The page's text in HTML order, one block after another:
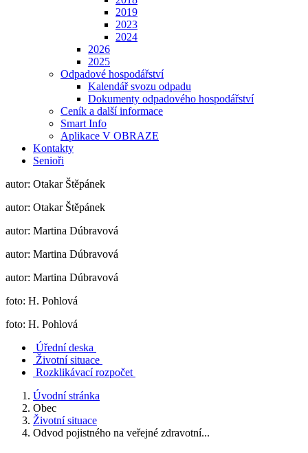
2019
2023
2024
2026
2025
Odpadové hospodářství
Kalendář svozu odpadu
Dokumenty odpadového hospodářství
Ceník a další informace
Smart Info
Aplikace V OBRAZE
Kontakty
Senioři
autor: Otakar Štěpánek
autor: Otakar Štěpánek
autor: Martina Dúbravová
autor: Martina Dúbravová
autor: Martina Dúbravová
foto: H. Pohlová
foto: H. Pohlová
Úřední deska
Životní situace
Rozklikávací rozpočet
Úvodní stránka
Obec
Životní situace
Odvod pojistného na veřejné zdravotní...